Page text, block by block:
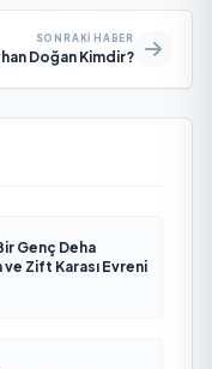
SONRAKI HABER
Doğan Kimdir?
Genç Deha
Zift Karası Evreni